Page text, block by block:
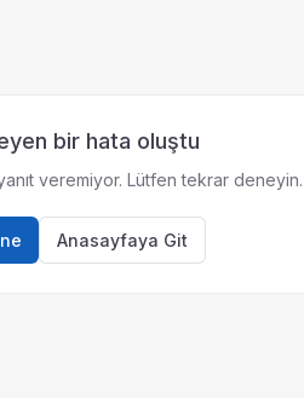
bir hata oluştu
veremiyor. Lütfen tekrar deneyin.
Anasayfaya Git